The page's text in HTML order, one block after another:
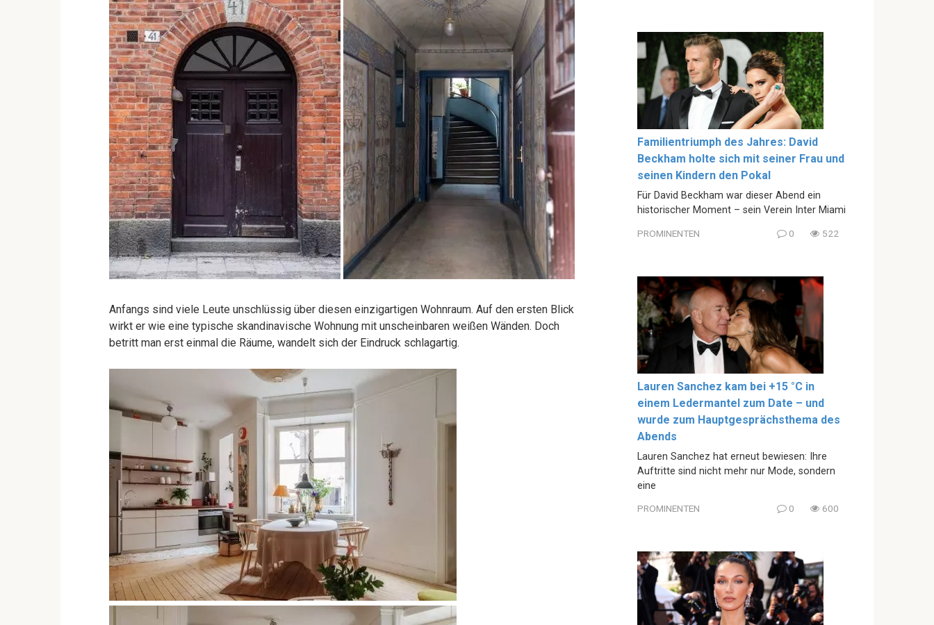
Anfangs sind viele Leute unschlüssig über diesen einzigartigen Wohnraum. Auf den ersten Blick
wirkt er wie eine typische skandinavische Wohnung mit unscheinbaren weißen Wänden. Doch
betritt man erst einmal die Räume, wandelt sich der Eindruck schlagartig.
Familientriumph des Jahres: David
Beckham holte sich mit seiner Frau und
seinen Kindern den Pokal
Für David Beckham war dieser Abend ein
historischer Moment – sein Verein Inter Miami
PROMINENTEN 0 522
Lauren Sanchez kam bei +15 °C in
einem Ledermantel zum Date – und
wurde zum Hauptgesprächsthema des
Abends
Lauren Sanchez hat erneut bewiesen: Ihre
Auftritte sind nicht mehr nur Mode, sondern
eine
PROMINENTEN 0 600